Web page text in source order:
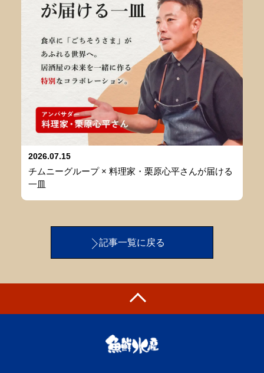
2026.07.15
チムニーグループ × 料理家・栗原心平さんが届ける
一皿
記事一覧に戻る